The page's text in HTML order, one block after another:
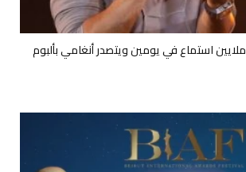
تامر حسني يحقق 5 ملايين استماع في يومين ويتصدر أنغامي بألبوم